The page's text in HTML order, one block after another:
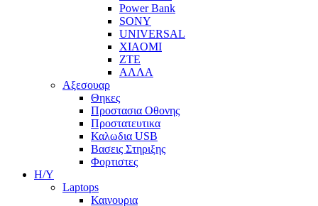
Power Bank
SONY
UNIVERSAL
XIAOMI
ZTE
ΑΛΛΑ
Αξεσουαρ
Θηκες
Προστασια Οθονης
Προστατευτικα
Καλωδια USB
Βασεις Στηριξης
Φορτιστες
Η/Υ
Laptops
Καινουρια